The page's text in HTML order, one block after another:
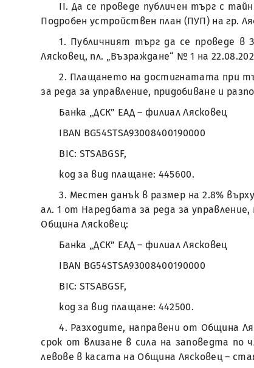
ІІ. Да се проведе публичен търг с
Подробен устройствен план (ПУП) на гр.
1. Публичният търг да се проведе в
Лясковец, пл. „Възраждане“ № 1 на
2. Плащането на достигнатата при
за реда за управление, придобиване и
Банка „ДСК” ЕАД – филиал Лясковец
IBAN BG54STSA93008400190000
BIC: STSABGSF,
код за вид плащане: 445600.
3. Местен данък в размер на 2.8%
ал. 1 от Наредбата за реда за
Община Лясковец:
Банка „ДСК” ЕАД – филиал Лясковец
IBAN BG54STSA93008400190000
BIC: STSABGSF,
код за вид плащане: 442500.
4. Разходите, направени от Община
срок от влизане в сила на заповедта по
левове в касата на Община Лясковец –